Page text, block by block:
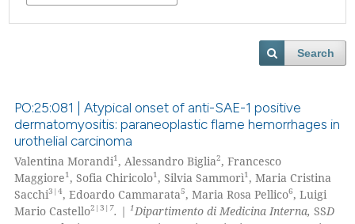
Search
PO:25:081 | Atypical onset of anti-SAE-1 positive
dermatomyositis: paraneoplastic flame hemorrhages in
urothelial carcinoma
Valentina Morandi1, Alessandro Biglia2, Francesco
Maggiore1, Sofia Chiricolo1, Silvia Sammorì1, Maria Cristina
Sacchi3|4, Edoardo Cammarata5, Maria Rosa Pellico6, Luigi
Mario Castello2|3| 7. |1 Dipartimento di Medicina Interna, SSD